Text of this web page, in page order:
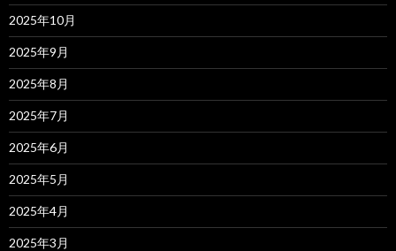
2025年10月
2025年9月
2025年8月
2025年7月
2025年6月
2025年5月
2025年4月
2025年3月